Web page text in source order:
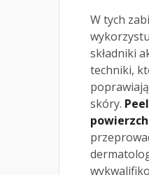
W tych
składniki
techniki,
skóry.